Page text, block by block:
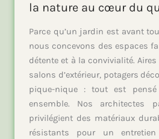
la nature au cœur du
Parce qu’un jardin est avant
nous concevons des espaces
détente et à la convivialité.
salons d’extérieur, potagers
pique-nique : tout est
ensemble. Nos architectes
privilégient des matériaux
résistants pour un